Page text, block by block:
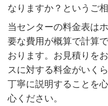
なりますか？というご
当センターの料金表は
要な費用が概算で計算
おります。お見積りを
スに対する料金がいく
丁寧に説明することを
心ください。